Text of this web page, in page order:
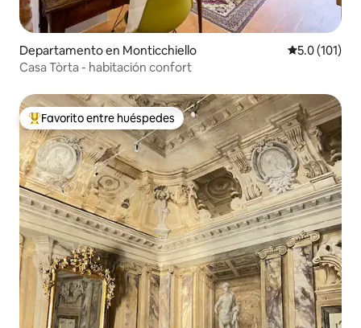
Departamento en Monticchiello Calificación
5.0 (101)
Casa Tòrta - habitación confort
De los mejores en Favorito entre huéspedes
Favorito entre huéspedes